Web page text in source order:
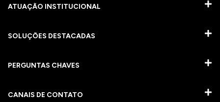
ATUAÇÃO INSTITUCIONAL
SOLUÇÕES DESTACADAS
PERGUNTAS CHAVES​
CANAIS DE CONTATO